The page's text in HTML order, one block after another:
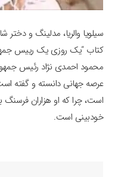
سیلویا والریا، مدلینگ و دختر
محمود احمدی نژاد رئیس
عرصه جهانی دانسته و گفته
است، چرا که او هزاران
خودبینی است.